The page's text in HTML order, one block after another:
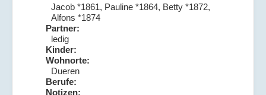
Jacob *1861, Pauline *1864, Betty *1872,
Alfons *1874
Partner:
ledig
Kinder:
Wohnorte:
Dueren
Berufe:
Notizen: